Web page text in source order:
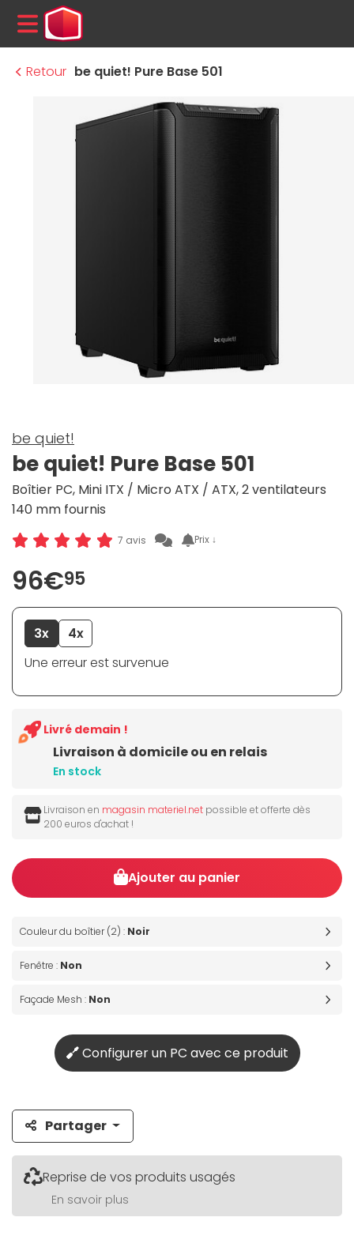
MENU
Retour be quiet! Pure Base 501
be quiet!
be quiet! Pure Base 501
Boîtier PC, Mini ITX / Micro ATX / ATX, 2 ventilateurs
140 mm fournis
7 avis Prix ↓
96€95
3x
4x
Une erreur est survenue
Livraison à domicile ou en relais
En stock
Livré demain !
Livraison en magasin materiel.net possible et offerte dès
200 euros d'achat !
Ajouter au panier
Couleur du boîtier (2) : Noir
Fenêtre : Non
Façade Mesh : Non
Configurer un PC avec ce produit
Partager
Reprise de vos produits usagés
En savoir plus